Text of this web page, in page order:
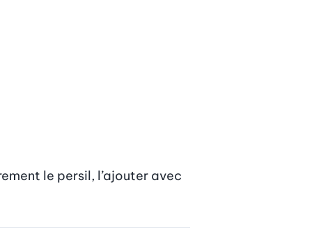
le persil, l’ajouter avec